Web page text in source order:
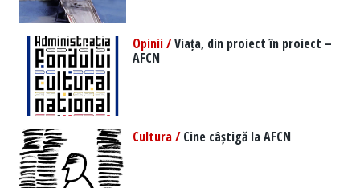
Opinii /Viața, din proiect în proiect –
AFCN
Cultura /Cine câștigă la AFCN